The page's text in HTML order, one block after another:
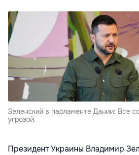
Зеленский в парламенте Дании: Все
угрозой.
Президент Украины Владимир